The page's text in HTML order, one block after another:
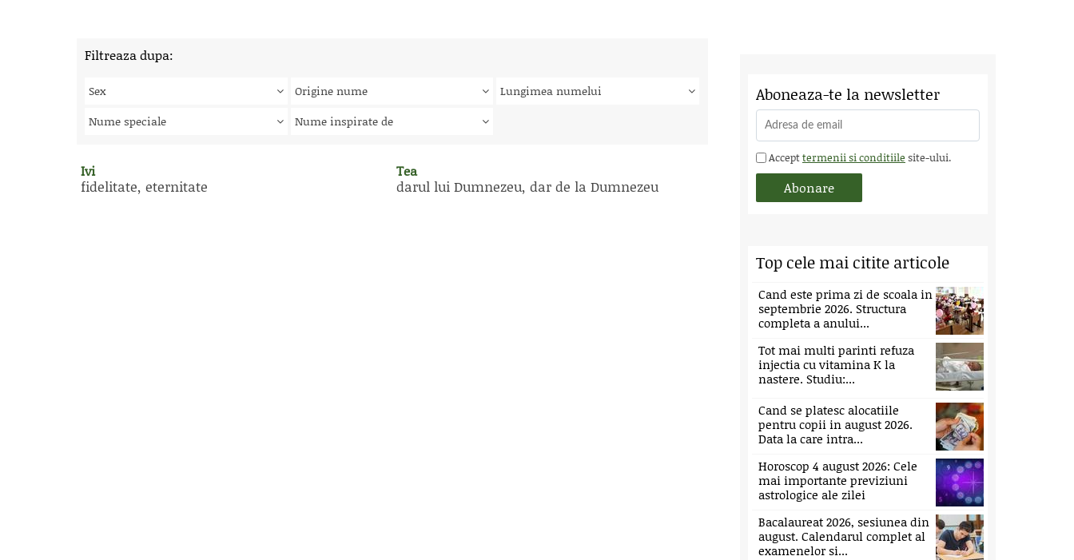
Filtreaza dupa:
Sex Origine nume
Lungimea numelui
Nume speciale
Nume inspirate de
Ivi
fidelitate, eternitate
Tea
darul lui Dumnezeu, dar de la Dumnezeu
Aboneaza-te la newsletter
Accepttermenii si conditiile site-ului.
Top cele mai citite articole
Cand este prima zi de scoala in
septembrie 2026. Structura
completa a anului...
Tot mai multi parinti refuza
injectia cu vitamina K la
nastere. Studiu:...
Cand se platesc alocatiile
pentru copii in august 2026.
Data la care intra...
Horoscop 4 august 2026: Cele
mai importante previziuni
astrologice ale zilei
Bacalaureat 2026, sesiunea din
august. Calendarul complet al
examenelor si...